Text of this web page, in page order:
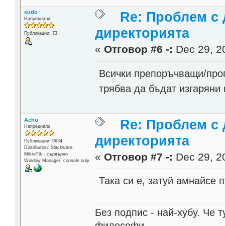
sudo
Напреднали
Публикации: 73
Re: Проблем с
директорията
« Отговор #6 -: Dec 29,
Всички препоръчващи/
трябва да бъдат
Acho
Напреднали
Публикации: 9634
Distribution: Slackware,
MikroTik - сървърно
Window Manager: console only
Re: Проблем с
директорията
« Отговор #7 -: Dec 29,
Така си е, затуй амнайсе
Без подпис - най-хубу. Че